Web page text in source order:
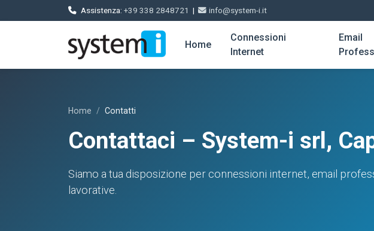
Assistenza: +39 338 2848721 | info@system-i.it
Home
Connessioni
Internet
Email
Home Contatti
Contattaci – System-i srl,
Siamo a tua disposizione per connessioni internet, email
lavorative.